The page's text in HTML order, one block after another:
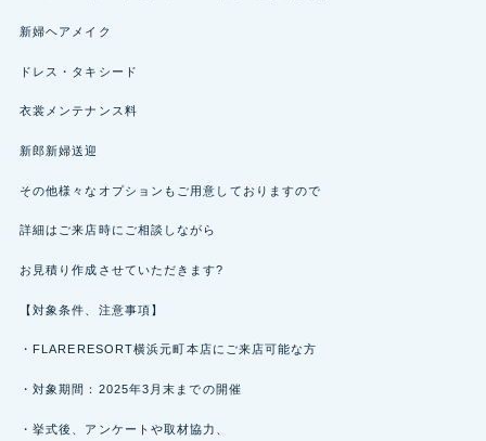
新婦ヘアメイク
ドレス・タキシード
衣裳メンテナンス料
新郎新婦送迎
その他様々なオプションもご用意しておりますので
詳細はご来店時にご相談しながら
お見積り作成させていただきます?
【対象条件、注意事項】
・FLARERESORT横浜元町本店にご来店可能な方
・対象期間：2025年3月末までの開催
・挙式後、アンケートや取材協力、